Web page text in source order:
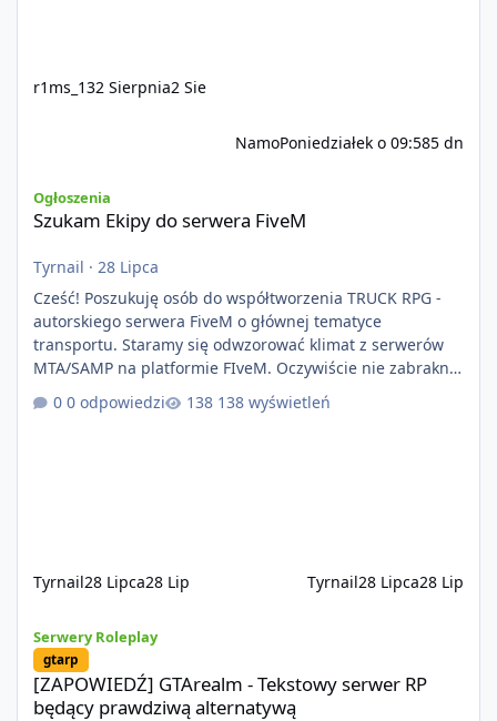
r1ms_132 Sierpnia2 Sie
NamoPoniedziałek o 09:585 dn
Ogłoszenia
Szukam Ekipy do serwera FiveM
Tyrnail · 28 Lipca
Cześć! Poszukuję osób do współtworzenia TRUCK RPG -
autorskiego serwera FiveM o głównej tematyce
transportu. Staramy się odwzorować klimat z serwerów
MTA/SAMP na platformie FIveM. Oczywiście nie zabraknie
kontentu dla graczy którzy chcą robić coś innego niż
jeździć ciężarówką. Projekt tworzony jest od podstaw z
0 odpowiedzi 138 wyświetleń
Tyrnail28 Lipca28 Lip Tyrnail28 Lipca28 Lip
Serwery Roleplay
gtarp
[ZAPOWIEDŹ] GTArealm - Tekstowy serwer RP
będący prawdziwą alternatywą